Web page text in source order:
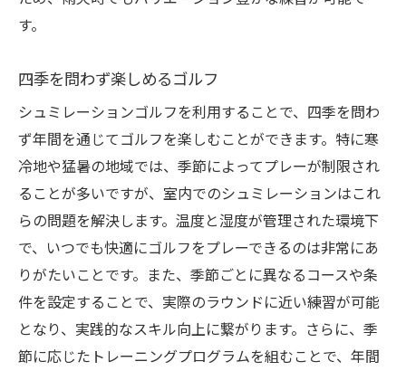
す。
四季を問わず楽しめるゴルフ
シュミレーションゴルフを利用することで、四季を問わ
ず年間を通じてゴルフを楽しむことができます。特に寒
冷地や猛暑の地域では、季節によってプレーが制限され
ることが多いですが、室内でのシュミレーションはこれ
らの問題を解決します。温度と湿度が管理された環境下
で、いつでも快適にゴルフをプレーできるのは非常にあ
りがたいことです。また、季節ごとに異なるコースや条
件を設定することで、実際のラウンドに近い練習が可能
となり、実践的なスキル向上に繋がります。さらに、季
節に応じたトレーニングプログラムを組むことで、年間